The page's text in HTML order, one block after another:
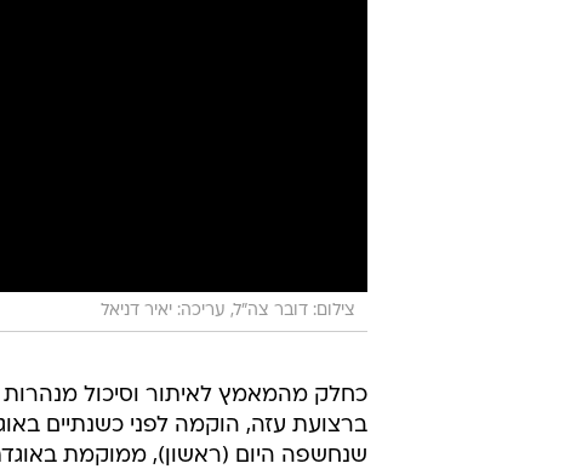
צילום: דובר צה"ל, עריכה: יאיר דניאל
כחלק מהמאמץ לאיתור וסיכול
ברצועת עזה, הוקמה לפני כשנתיים
שנחשפה היום (ראשון), ממוקמת